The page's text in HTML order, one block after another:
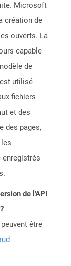
Microsoft
création de
ouverts. La
capable
de
utilisé
fichiers
et des
des pages,
enregistrés
de l'API
être